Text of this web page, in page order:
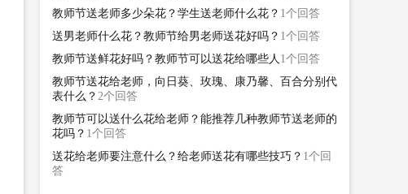
教师节送老师多少朵花？学生送老师什么花？ 1个回答
送男老师什么花？教师节给男老师送花好吗？ 1个回答
教师节送鲜花好吗？教师节可以送花给哪些人 1个回答
教师节送花给老师，向日葵、玫瑰、康乃馨、百合分别代
表什么？ 2个回答
教师节可以送什么花给老师？能推荐几种教师节送老师的
花吗？ 1个回答
送花给老师要注意什么？给老师送花有哪些技巧？ 1个回
答